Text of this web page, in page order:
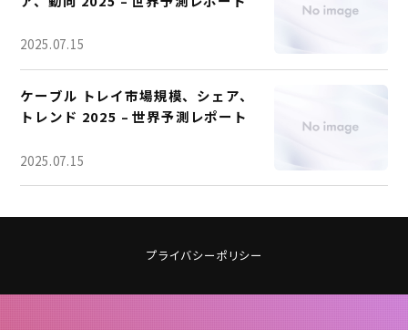
2025.07.15
ケーブル トレイ市場規模、シェア、
トレンド 2025 – 世界予測レポート
2025.07.15
プライバシーポリシー